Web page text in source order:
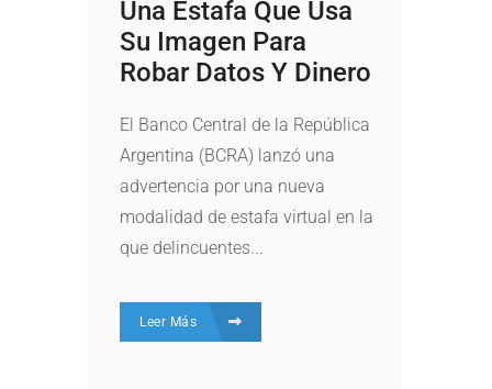
Una Estafa Que Usa
Su Imagen Para
Robar Datos Y Dinero
El Banco Central de la República
Argentina (BCRA) lanzó una
advertencia por una nueva
modalidad de estafa virtual en la
que delincuentes...
Leer Más